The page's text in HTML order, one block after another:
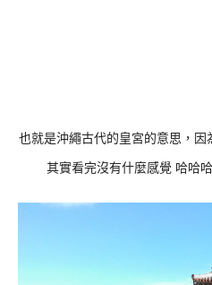
也就是沖繩古代的皇宮的意思，
其實看完沒有什麼感覺 哈哈